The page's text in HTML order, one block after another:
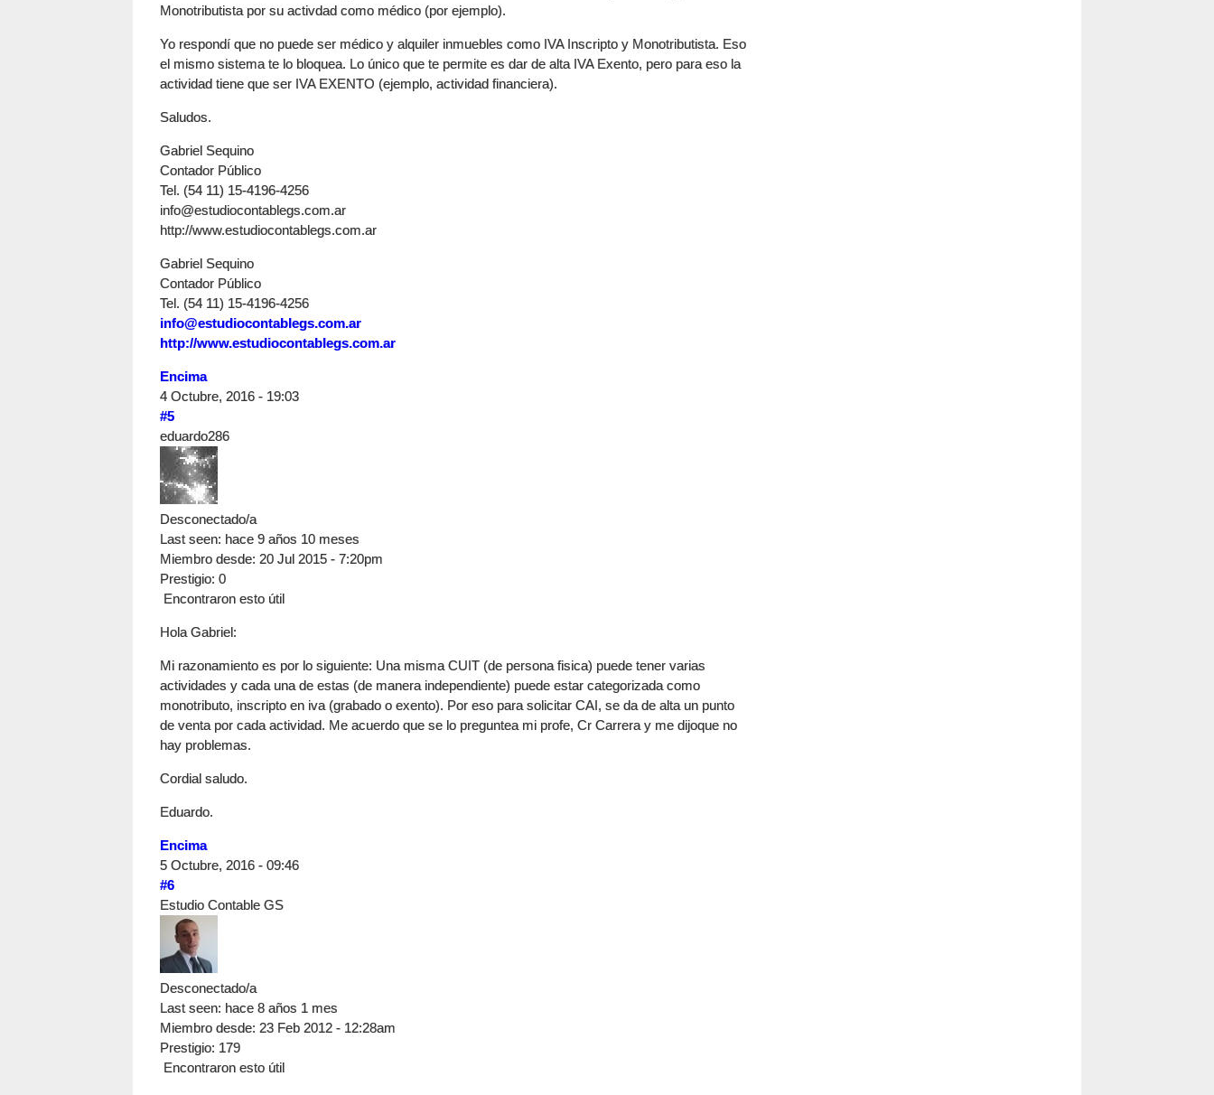
Monotributista por su activdad como médico (por ejemplo).
Yo respondí que no puede ser médico y alquiler inmuebles como IVA Inscripto y Monotributista. Eso
el mismo sistema te lo bloquea. Lo único que te permite es dar de alta IVA Exento, pero para eso la
actividad tiene que ser IVA EXENTO (ejemplo, actividad financiera).
Saludos.
Gabriel Sequino
Contador Público
Tel. (54 11) 15-4196-4256
info@estudiocontablegs.com.ar
http://www.estudiocontablegs.com.ar
Gabriel Sequino
Contador Público
Tel. (54 11) 15-4196-4256
info@estudiocontablegs.com.ar
http://www.estudiocontablegs.com.ar
Encima
4 Octubre, 2016 - 19:03
#5
eduardo286
Desconectado/a
Last seen: hace 9 años 10 meses
Miembro desde: 20 Jul 2015 - 7:20pm
Prestigio: 0
Encontraron esto útil
Hola Gabriel:
Mi razonamiento es por lo siguiente: Una misma CUIT (de persona fisica) puede tener varias
actividades y cada una de estas (de manera independiente) puede estar categorizada como
monotributo, inscripto en iva (grabado o exento). Por eso para solicitar CAI, se da de alta un punto
de venta por cada actividad. Me acuerdo que se lo preguntea mi profe, Cr Carrera y me dijoque no
hay problemas.
Cordial saludo.
Eduardo.
Encima
5 Octubre, 2016 - 09:46
#6
Estudio Contable GS
Desconectado/a
Last seen: hace 8 años 1 mes
Miembro desde: 23 Feb 2012 - 12:28am
Prestigio: 179
Encontraron esto útil